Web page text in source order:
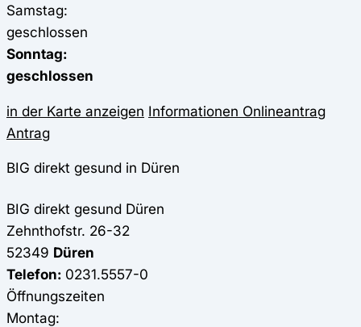
Samstag:
geschlossen
Sonntag:
geschlossen
in der Karte anzeigen Informationen Onlineantrag
Antrag
BIG direkt gesund in Düren
BIG direkt gesund Düren
Zehnthofstr. 26-32
52349 Düren
Telefon: 0231.5557-0
Öffnungszeiten
Montag: